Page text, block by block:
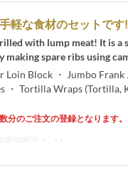
軽な食材のセットです‼
with lump meat! It is a
spare ribs using
Loin Block ・ Jumbo Frank
・ Tortilla Wraps (Tortilla,
分のご注文の登録となります。
di ordini 2 ~ 14